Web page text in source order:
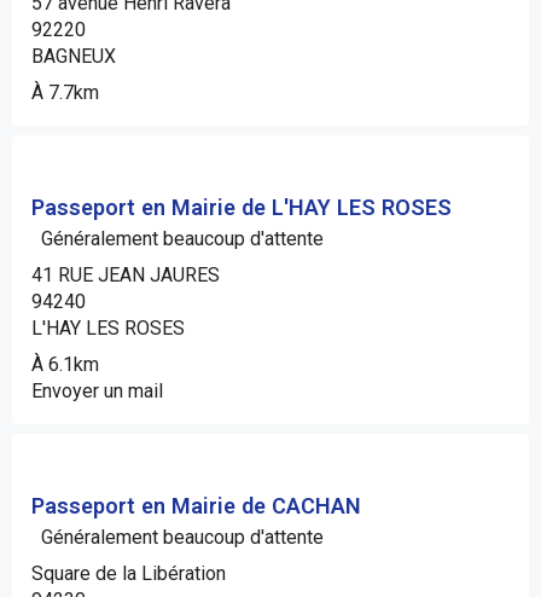
92220
BAGNEUX
À 7.7km
Passeport en Mairie de L'HAY LES ROSES
Généralement beaucoup d'attente
41 RUE JEAN JAURES
94240
L'HAY LES ROSES
À 6.1km
Envoyer un mail
Passeport en Mairie de CACHAN
Généralement beaucoup d'attente
Square de la Libération